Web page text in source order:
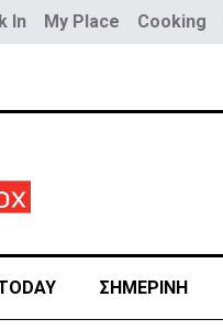
In My Place Cooking
ΣΗΜΕΡΙΝΗ